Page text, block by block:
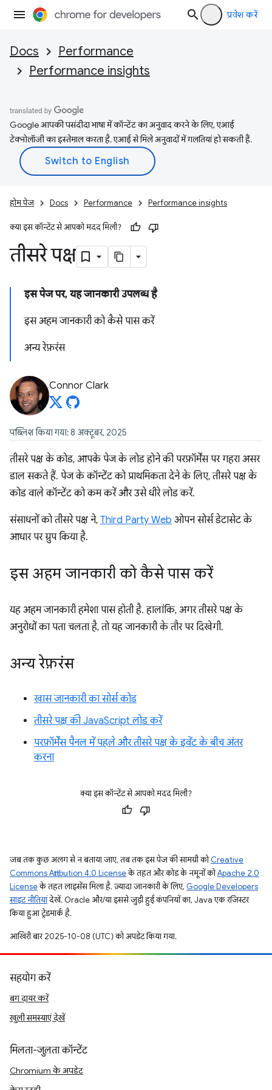
प्रवेश करें
Docs
Performance
Performance insights
Google आपकी पसंदीदा भाषा में कॉन्टेंट का अनुवाद करने के लिए, एआई
टेक्नोलॉजी का इस्तेमाल करता है. एआई से मिले अनुवादों में गलतियां हो सकती हैं.
होम पेज Docs Performance Performance insights
क्या इस कॉन्टेंट से आपको मदद मिली?
तीसरे पक्ष
इस पेज पर, यह जानकारी उपलब्ध है
इस अहम जानकारी को कैसे पास करें
अन्य रेफ़रंस
Connor Clark
पब्लिश किया गया: 8 अक्टूबर, 2025
तीसरे पक्ष के कोड, आपके पेज के लोड होने की परफ़ॉर्मेंस पर गहरा असर
डाल सकते हैं. पेज के कॉन्टेंट को प्राथमिकता देने के लिए, तीसरे पक्ष के
कोड वाले कॉन्टेंट को कम करें और उसे धीरे लोड करें.
संसाधनों को तीसरे पक्ष ने, Third Party Web ओपन सोर्स डेटासेट के
आधार पर ग्रुप किया है.
इस अहम जानकारी को कैसे पास करें
यह अहम जानकारी हमेशा पास होती है. हालांकि, अगर तीसरे पक्ष के
अनुरोधों का पता चलता है, तो यह जानकारी के तौर पर दिखेगी.
अन्य रेफ़रंस
खास जानकारी का सोर्स कोड
तीसरे पक्ष की JavaScript लोड करें
परफ़ॉर्मेंस पैनल में पहले और तीसरे पक्ष के इवेंट के बीच अंतर
करना
क्या इस कॉन्टेंट से आपको मदद मिली?
जब तक कुछ अलग से न बताया जाए, तब तक इस पेज की सामग्री कोCreative
Commons Attribution 4.0 Licenseके तहत और कोड के नमूनों कोApache 2.0
Licenseके तहत लाइसेंस मिला है. ज़्यादा जानकारी के लिए, Google Developers
साइट नीतियांदेखें. Oracle और/या इससे जुड़ी हुई कंपनियों का, Java एक रजिस्टर
किया हुआ ट्रेडमार्क है.
आखिरी बार 2025-10-08 (UTC) को अपडेट किया गया.
सहयोग करें
बग दायर करें
खुली समस्याएं देखें
मिलता-जुलता कॉन्टेंट
Chromium के अपडेट